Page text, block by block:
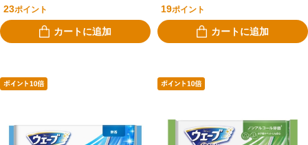
23ポイント
カートに追加
19ポイント
カートに追加